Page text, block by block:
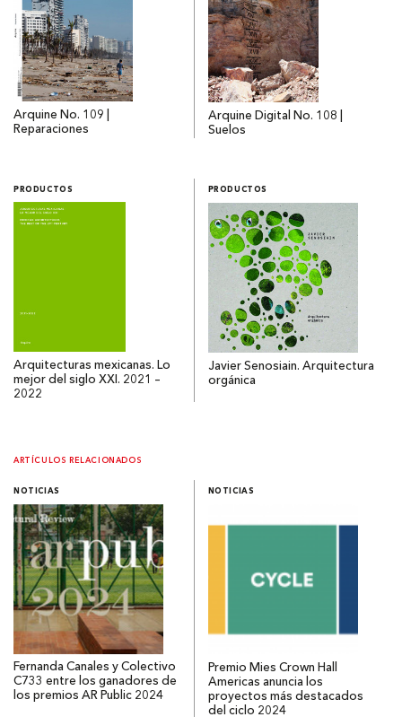
Arquine No. 109 |
Reparaciones
Arquine Digital No. 108 |
Suelos
PRODUCTOS
Arquitecturas mexicanas. Lo
mejor del siglo XXI. 2021 –
2022
PRODUCTOS
Javier Senosiain. Arquitectura
orgánica
ARTÍCULOS RELACIONADOS
NOTICIAS
Fernanda Canales y Colectivo
C733 entre los ganadores de
los premios AR Public 2024
NOTICIAS
Premio Mies Crown Hall
Americas anuncia los
proyectos más destacados
del ciclo 2024